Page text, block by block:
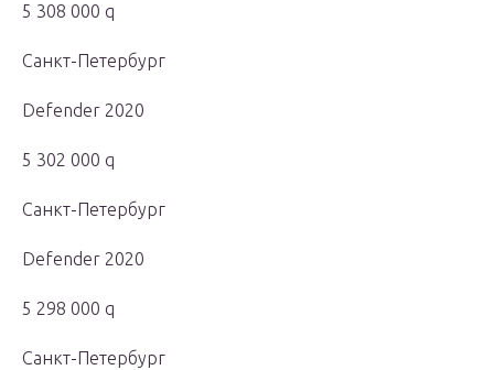
5 308 000 q
Санкт-Петербург
Defender 2020
5 302 000 q
Санкт-Петербург
Defender 2020
5 298 000 q
Санкт-Петербург